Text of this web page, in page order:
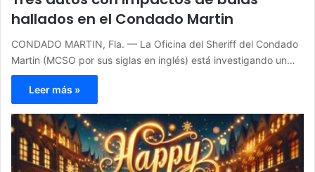
hallados en el Condado Martin
CONDADO MARTIN, Fla. — La Oficina del Sheriff del Condado
Martin (MCSO por sus siglas en inglés) está investigando un…
Leer más »